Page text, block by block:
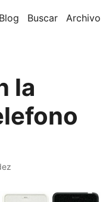
Blog Buscar Archivo
la